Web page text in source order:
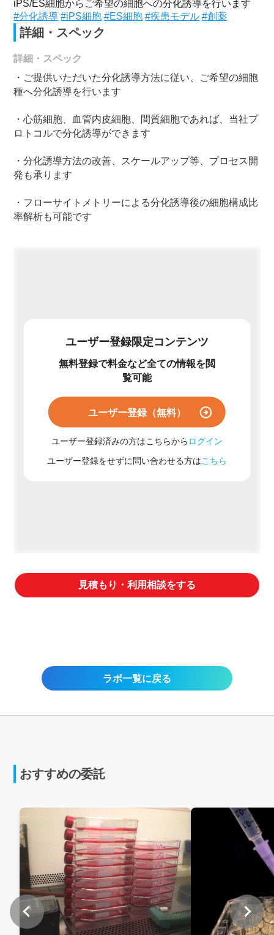
iPS/ES細胞からご希望の細胞への分化誘導を行います
#分化誘導 #iPS細胞 #ES細胞 #疾患モデル #創薬
詳細・スペック
詳細・スペック
・ご提供いただいた分化誘導方法に従い、ご希望の細胞
種へ分化誘導を行います
・心筋細胞、血管内皮細胞、間質細胞であれば、当社プ
ロトコルで分化誘導ができます
・分化誘導方法の改善、スケールアップ等、プロセス開
発も承ります
・フローサイトメトリーによる分化誘導後の細胞構成比
率解析も可能です
ユーザー登録限定コンテンツ
無料登録で料金など全ての情報を閲
覧可能
ユーザー登録（無料）
ユーザー登録済みの方はこちらから ログイン
ユーザー登録をせずに問い合わせる方はこちら
見積もり・利用相談をする
ラボ一覧に戻る
おすすめの委託